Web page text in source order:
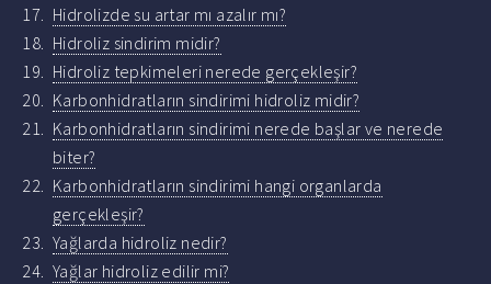
Hidrolizde su artar mı azalır mı?
Hidroliz sindirim midir?
Hidroliz tepkimeleri nerede gerçekleşir?
Karbonhidratların sindirimi hidroliz midir?
Karbonhidratların sindirimi nerede başlar ve nerede
biter?
Karbonhidratların sindirimi hangi organlarda
gerçekleşir?
Yağlarda hidroliz nedir?
Yağlar hidroliz edilir mi?